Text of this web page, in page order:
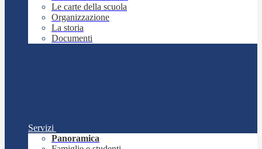
Le carte della scuola
Organizzazione
La storia
Documenti
Servizi
Panoramica